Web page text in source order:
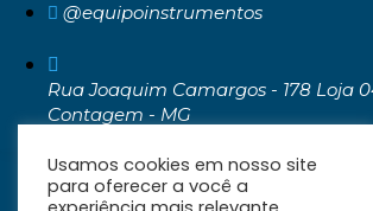
@equipoinstrumentos
Rua Joaquim Camargos - 178 Loja
Contagem - MG
Usamos cookies em nosso site
para oferecer a você a